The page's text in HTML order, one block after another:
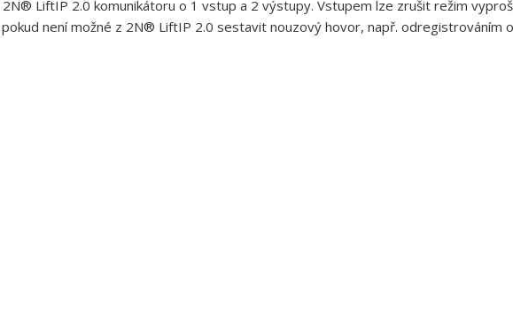
2N® LiftIP 2.0 komunikátoru o 1 vstup a 2 výstupy. Vstupem lze zrušit režim
není možné z 2N® LiftIP 2.0 sestavit nouzový hovor, např. odregistrováním